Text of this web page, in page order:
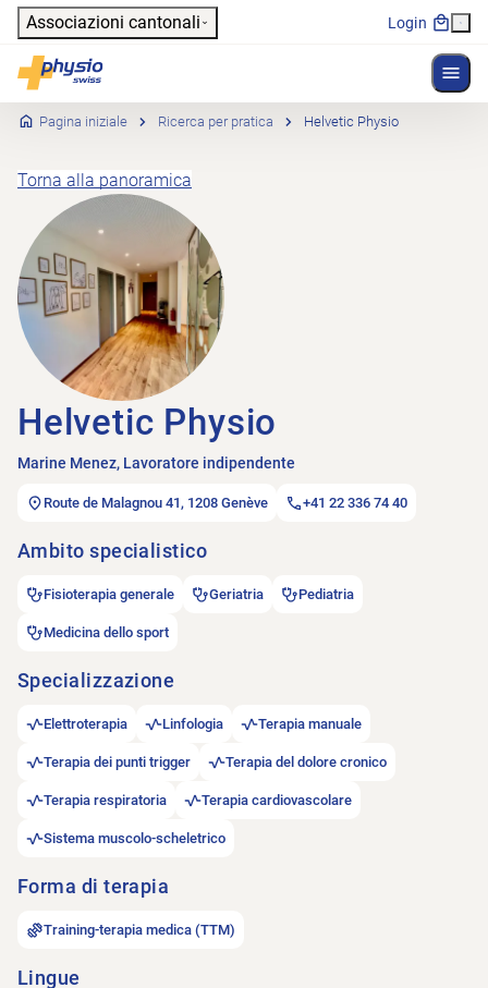
Header
Associazioni cantonali Login
Physioswiss
Navigazione principale
Pagina iniziale Ricerca per pratica Helvetic Physio
Torna alla panoramica
Helvetic Physio
Marine Menez, Lavoratore indipendente
Route de Malagnou 41, 1208 Genève +41 22 336 74 40
Ambito specialistico
Fisioterapia generale Geriatria Pediatria
Medicina dello sport
Specializzazione
Elettroterapia Linfologia Terapia manuale
Terapia dei punti trigger Terapia del dolore cronico
Terapia respiratoria Terapia cardiovascolare
Sistema muscolo-scheletrico
Forma di terapia
Training-terapia medica (TTM)
Lingue